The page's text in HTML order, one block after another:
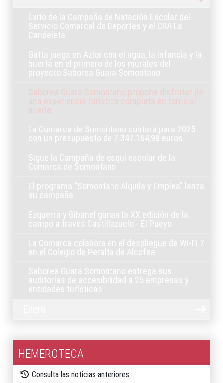
Éxito de la Campaña de Natación Escolar del
Servicio Comarcal de Deportes y el CRA La
Candeleta
Gatta juega en Azlor con el agua, la infancia y la
huerta en el primero de los murales del
proyecto Saborea Guara Somontano
Saborea Guara Somontano propone disfrutar de
una experiencia turística completa en torno al
aceite
La Comarca de Somontano contará para 2025
con un presupuesto de 7.347.164,98 euros
Sigue la Campaña de esquí escolar de la
Comarca de Somontano
El programa “Somontano Alquila y Emplea” lanza
su campaña
Ezquerra y Gibanel ganan la XX edición de la
campo a través Castillazuelo - El Pueyo
La Comarca colabora en el despliegue de Wi-Fi 7
en el Colegio de Peralta de Alcofea
Saborea Guara Somontano entrega sus
auditorías de accesibilidad a 25 empresas y
entidades turísticas
HEMEROTECA
Consulta las noticias anteriores